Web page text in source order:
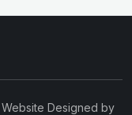
Designed by